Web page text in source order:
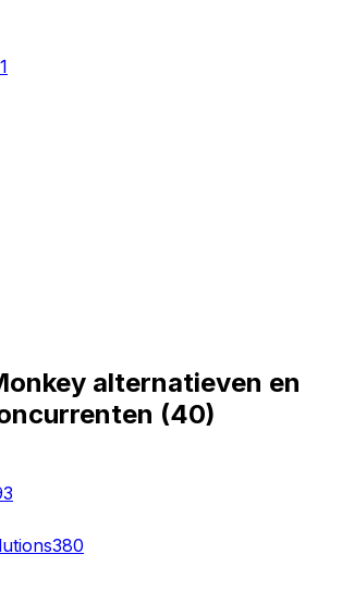
alternatieven en
(40)
380